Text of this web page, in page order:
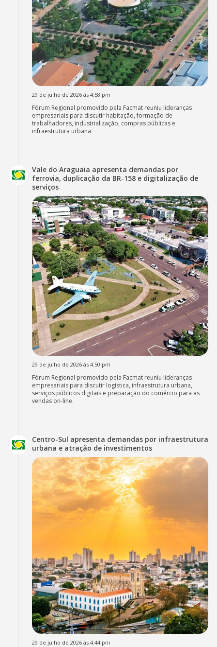
29 de julho de 2026 às 4:58 pm
Fórum Regional promovido pela Facmat reuniu lideranças
empresariais para discutir habitação, formação de
trabalhadores, industrialização, compras públicas e
infraestrutura urbana
Vale do Araguaia apresenta demandas por
ferrovia, duplicação da BR-158 e digitalização de
serviços
29 de julho de 2026 às 4:50 pm
Fórum Regional promovido pela Facmat reuniu lideranças
empresariais para discutir logística, infraestrutura urbana,
serviços públicos digitais e preparação do comércio para as
vendas on-line.
Centro-Sul apresenta demandas por infraestrutura
urbana e atração de investimentos
29 de julho de 2026 às 4:44 pm